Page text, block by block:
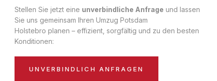
Stellen Sie jetzt eine unverbindliche Anfrage und lassen
Sie uns gemeinsam Ihren Umzug Potsdam
Holstebro planen – effizient, sorgfältig und zu den besten
Konditionen:
UNVERBINDLICH ANFRAGEN